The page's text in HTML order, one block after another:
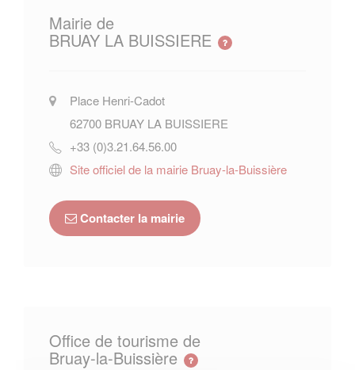
Mairie de
BRUAY LA BUISSIERE
Place Henri-Cadot
62700 BRUAY LA BUISSIERE
+33 (0)3.21.64.56.00
Site officiel de la mairie Bruay-la-Buissière
Contacter la mairie
Office de tourisme de
Bruay-la-Buissière